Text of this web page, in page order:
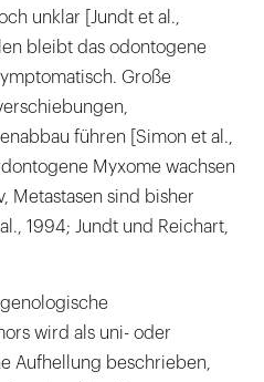
unklar [Jundt et al.,
bleibt das odontogene
Große
führen [Simon et al.,
Myxome wachsen
Metastasen sind bisher
1994; Jundt und Reichart,
wird als uni- oder
Aufhellung beschrieben,